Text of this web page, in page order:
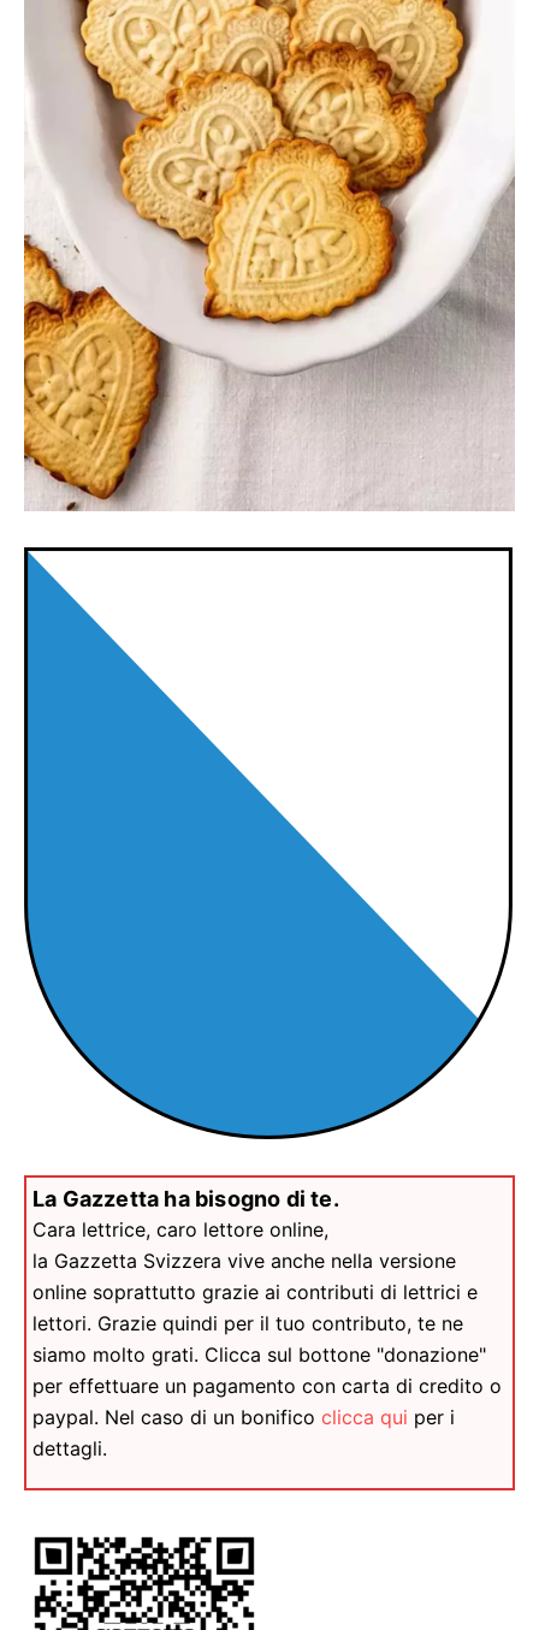
La Gazzetta ha bisogno di te.
Cara lettrice, caro lettore online,
la Gazzetta Svizzera vive anche nella versione
online soprattutto grazie ai contributi di lettrici e
lettori. Grazie quindi per il tuo contributo, te ne
siamo molto grati. Clicca sul bottone "donazione"
per effettuare un pagamento con carta di credito o
paypal. Nel caso di un bonifico clicca qui per i
dettagli.